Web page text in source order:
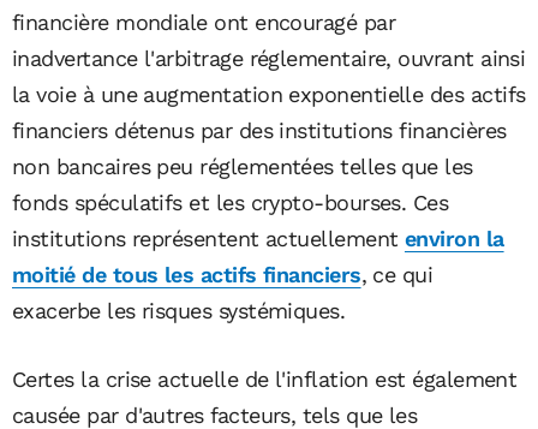
financière mondiale ont encouragé par
inadvertance l'arbitrage réglementaire, ouvrant ainsi
la voie à une augmentation exponentielle des actifs
financiers détenus par des institutions financières
non bancaires peu réglementées telles que les
fonds spéculatifs et les crypto-bourses. Ces
institutions représentent actuellement environ la
moitié de tous les actifs financiers, ce qui
exacerbe les risques systémiques.
Certes la crise actuelle de l'inflation est également
causée par d'autres facteurs, tels que les